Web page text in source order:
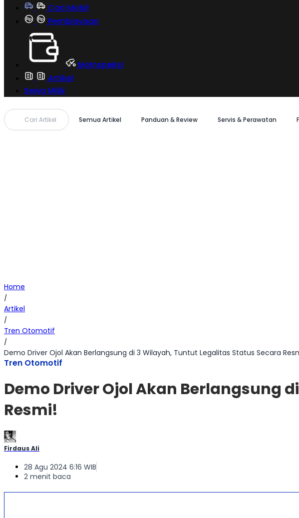
Cari Mobil
Pembiayaan
MoInspeksi
Artikel
Sewa Milik
Cari Artikel Semua Artikel Panduan & Review Servis & Perawatan
Home
/
Artikel
/
Tren Otomotif
/
Demo Driver Ojol Akan Berlangsung di 3 Wilayah, Tuntut Legalitas Status Secara
Tren Otomotif
Demo Driver Ojol Akan Berlangsung
Resmi!
Firdaus Ali
28 Agu 2024 6:16 WIB
2 menit baca